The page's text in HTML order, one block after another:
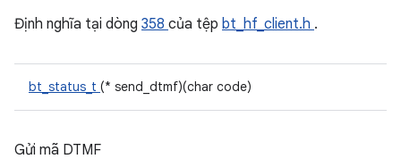
Định nghĩa tại dòng 358 của tệp bt_hf_client.h .
bt_status_t (* send_dtmf)(char code)
Gửi mã DTMF